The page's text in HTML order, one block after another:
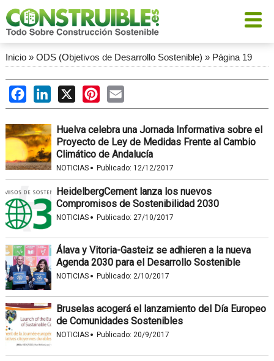
Inicio» ODS (Objetivos de Desarrollo Sostenible) » Página 19
FacebookLinkedIn
X PinterestEmail
Huelva celebra una Jornada Informativa sobre el
Proyecto de Ley de Medidas Frente al Cambio
Climático de Andalucía
NOTICIAS · Publicado: 12/12/2017
HeidelbergCement lanza los nuevos
Compromisos de Sostenibilidad 2030
NOTICIAS · Publicado: 27/10/2017
Álava y Vitoria-Gasteiz se adhieren a la nueva
Agenda 2030 para el Desarrollo Sostenible
NOTICIAS · Publicado: 2/10/2017
Bruselas acogerá el lanzamiento del Día Europeo
de Comunidades Sostenibles
NOTICIAS · Publicado: 20/9/2017